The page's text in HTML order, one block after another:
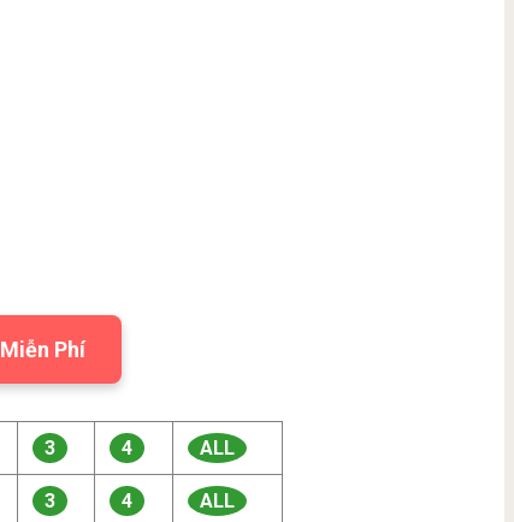
Phí
3 4 ALL
3 4 ALL